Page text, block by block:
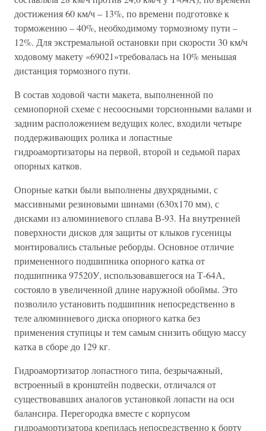
достижения 60 км/ч – 13%, по времени подготовке к
торможению – 40%, необходимому тормозному пути –
12%. Для экстремальной остановки при скорости 30 км/ч
ходовому макету «69021»требовалась на 10% меньшая
дистанция тормозного пути.
В состав ходовой части макета, выполненной по
семиопорной схеме с несоосными торсионными валами и
задним расположением ведущих колес, входили четыре
поддерживающих ролика и лопастные
гидроамортизаторы на первой, второй и седьмой парах
опорных катков.
Опорные катки были выполнены двухрядными, с
массивными резиновыми шинами (630x170 мм), с
дисками из алюминиевого сплава В-93. На внутренней
поверхности дисков для защиты от клыков гусеницы
монтировались стальные реборды. Основное отличие
примененного подшипника опорного катка от
подшипника 97520У, использовавшегося на Т-64А,
состояло в увеличенной длине наружной обоймы. Это
позволило установить подшипник непосредственно в
теле алюминиевого диска опорного катка без
применения ступицы и тем самым снизить общую массу
катка в сборе до 129 кг.
Гидроамортизатор лопастного типа, безрычажный,
встроенный в кронштейн подвески, отличался от
существовавших аналогов установкой лопасти на оси
балансира. Перегородка вместе с корпусом
гидроамортизатора крепилась непосредственно к борту